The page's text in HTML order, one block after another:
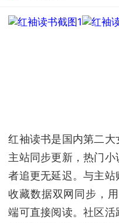
红袖读书是国内第二
主站同步更新，热门
者追更无延迟。与主站
收藏数据双网同步，
端可直接阅读。社区活